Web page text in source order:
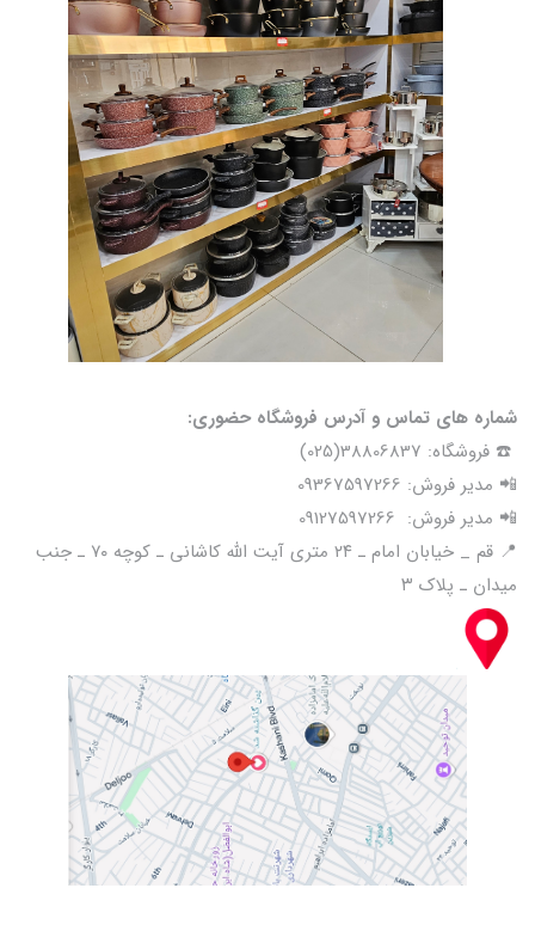
شماره های تماس و آدرس فروشگاه حضوری:
☎️ فروشگاه: 38806837(025)
📲 مدیر فروش: 09367597266
📲 مدیر فروش: 09127597266
📍 قم _ خیابان امام ـ ۲۴ متری آیت الله کاشانی ـ کوچه ۷۰ ـ جنب
میدان ـ پلاک ۳